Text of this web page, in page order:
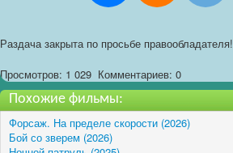
Раздача закрыта по просьбе правообладателя!
Просмотров: 1 029 Комментариев: 0
Похожие фильмы:
Форсаж. На пределе скорости (2026)
Бой со зверем (2026)